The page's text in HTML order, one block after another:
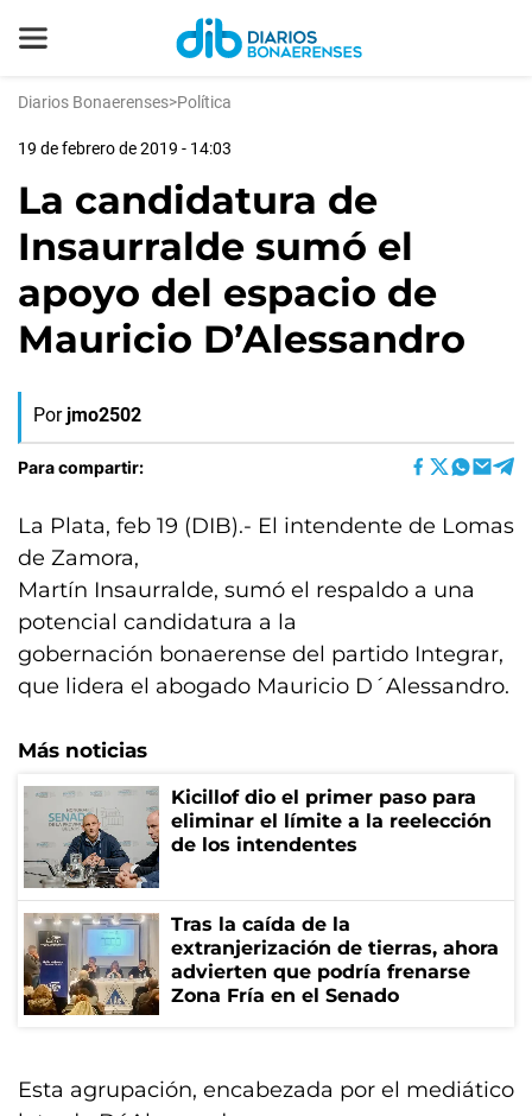
Diarios Bonaerenses>Política
19 de febrero de 2019 - 14:03
La candidatura de
Insaurralde sumó el
apoyo del espacio de
Mauricio D’Alessandro
Por jmo2502
Para compartir:
La Plata, feb 19 (DIB).- El intendente de Lomas
de Zamora,
Martín Insaurralde, sumó el respaldo a una
potencial candidatura a la
gobernación bonaerense del partido Integrar,
que lidera el abogado Mauricio D´Alessandro.
Más noticias
Kicillof dio el primer paso para
eliminar el límite a la reelección
de los intendentes
Tras la caída de la
extranjerización de tierras, ahora
advierten que podría frenarse
Zona Fría en el Senado
Esta agrupación, encabezada por el mediático